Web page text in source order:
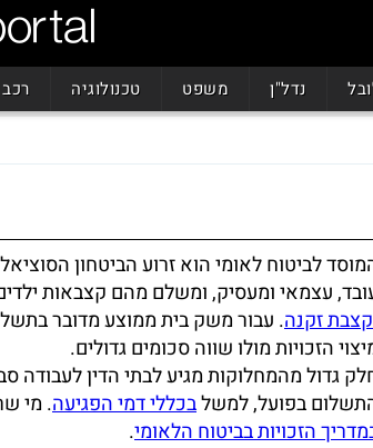
נדל"ן משפט טכנולוגיה רכב
לביטוח לאומי הוא זרוע הביטחון
עצמאי ומעסיק, ומשלם מהם קצבאות
זקנה. עבור משק בית ממוצע מדובר
הזכויות מולו שווה סכומים גדולים.
גדול מהמחלוקות מגיע לבתי הדין לעבודה
בפועל, למשלבכללי דמי הפגיעה. מי
הזכויות בביטוח הלאומי.